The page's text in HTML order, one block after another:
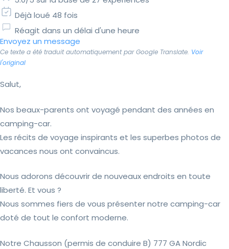
Déjà loué 48 fois
Réagit dans un délai d'une heure
Envoyez un message
Ce texte a été traduit automatiquement par Google Translate. Voir
l'original
Salut,
Nos beaux-parents ont voyagé pendant des années en
camping-car.
Les récits de voyage inspirants et les superbes photos de
vacances nous ont convaincus.
Nous adorons découvrir de nouveaux endroits en toute
liberté. Et vous ?
Nous sommes fiers de vous présenter notre camping-car
doté de tout le confort moderne.
Notre Chausson (permis de conduire B) 777 GA Nordic